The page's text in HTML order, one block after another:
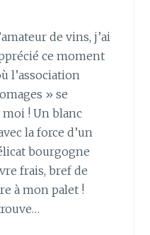
de vins, j’ai
ce moment
l’association
» se
moi ! Un blanc
la force d’un
bourgogne
frais, bref de
à mon palet !